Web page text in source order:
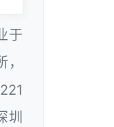
于
圳